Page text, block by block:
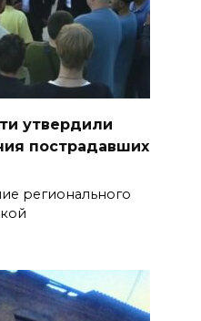
утвердили
пострадавших
регионального